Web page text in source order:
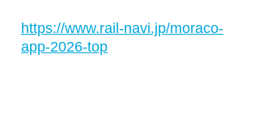
https://www.rail-navi.jp/moraco-
app-2026-top